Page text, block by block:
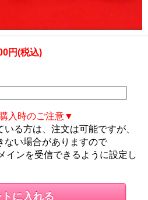
円(税込)
入時のご注意▼
る方は、注文は可能ですが、
ない場合がありますので
インを受信できるように設定し